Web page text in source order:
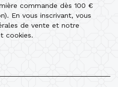
commande dès 100 €
En vous inscrivant, vous
de vente et notre
cookies.